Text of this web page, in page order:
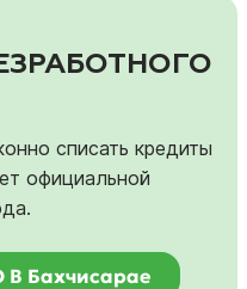
списать кредиты
официальной
Бахчисарае